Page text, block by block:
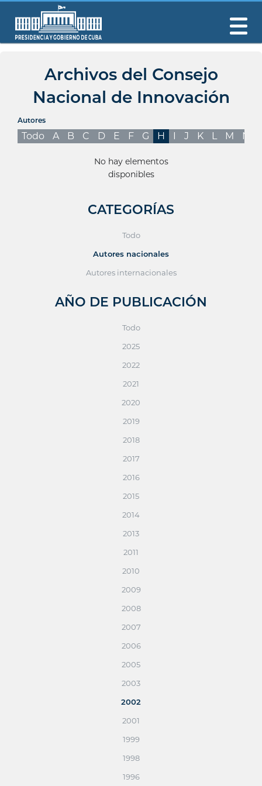
Archivos del Consejo
Nacional de Innovación
Autores
Todo A B C D E F G H I J K L M N
No hay elementos
disponibles
CATEGORÍAS
Todo
Autores nacionales
Autores internacionales
AÑO DE PUBLICACIÓN
Todo
2025
2022
2021
2020
2019
2018
2017
2016
2015
2014
2013
2011
2010
2009
2008
2007
2006
2005
2003
2002
2001
1999
1998
1996